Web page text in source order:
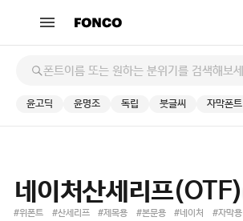
윤고딕 윤명조 독립 붓글씨 자막폰트
네이처산세리프(OTF)
#위폰트 #산세리프 #제목용 #본문용 #네이처 #자막용